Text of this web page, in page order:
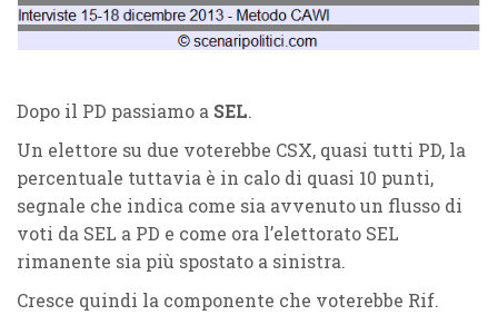
Dopo il PD passiamo a SEL.
Un elettore su due voterebbe CSX, quasi tutti PD, la
percentuale tuttavia è in calo di quasi 10 punti,
segnale che indica come sia avvenuto un flusso di
voti da SEL a PD e come ora l’elettorato SEL
rimanente sia più spostato a sinistra.
Cresce quindi la componente che voterebbe Rif.